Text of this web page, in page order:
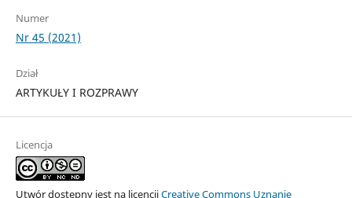
Numer
Nr 45 (2021)
Dział
ARTYKUŁY I ROZPRAWY
Licencja
Utwór dostępny jest na licencjiCreative Commons Uznanie